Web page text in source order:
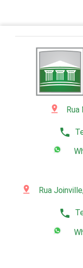
pin_drop Rua
phone
pin_drop Rua
phone